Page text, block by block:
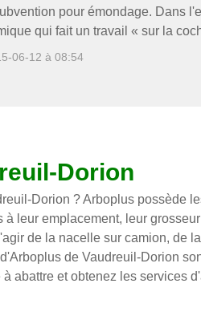
pour émondage. Dans
qui fait un travail « sur la
06-12 à 08:54
Dorion
Dorion ? Arboplus possède
leur emplacement, leur
de la nacelle sur camion, de
de Vaudreuil-Dorion
abattre et obtenez les services